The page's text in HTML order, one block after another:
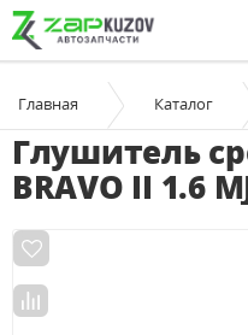
Главная Каталог
Глушитель
BRAVO II 1.6